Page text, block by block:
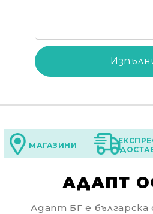
МАГАЗИНИ
АДАПТ
Адапт БГ е